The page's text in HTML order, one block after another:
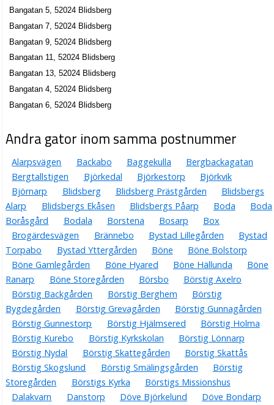
Bangatan 5, 52024 Blidsberg
Bangatan 7, 52024 Blidsberg
Bangatan 9, 52024 Blidsberg
Bangatan 11, 52024 Blidsberg
Bangatan 13, 52024 Blidsberg
Bangatan 4, 52024 Blidsberg
Bangatan 6, 52024 Blidsberg
Andra gator inom samma postnummer
Alarpsvägen Backabo Baggekulla
Bergbackagatan
Bergtallstigen
Björkedal Björkestorp
Björkvik
Björnarp
Blidsberg Blidsberg Prästgården
Blidsbergs
Alarp
Blidsbergs Ekåsen Blidsbergs Påarp Boda
Boda
Boråsgård
Bodala Borstena Bosarp
Box
Brogärdesvägen
Brännebo Bystad Lillegården
Bystad
Torpabo
Bystad Yttergården Böne
Böne Bolstorp
Böne Gamlegården
Böne Hyared Böne Hällunda
Böne
Ranarp
Böne Storegården Börsbo
Börstig Axelro
Börstig Backgården
Börstig Berghem
Börstig
Bygdegården
Börstig Grevagården
Börstig Gunnagården
Börstig Gunnestorp
Börstig Hjälmsered
Börstig Holma
Börstig Kurebo
Börstig Kyrkskolan
Börstig Lönnarp
Börstig Nydal
Börstig Skattegården
Börstig Skattås
Börstig Skogslund
Börstig Smälingsgården
Börstig
Storegården
Börstigs Kyrka
Börstigs Missionshus
Dalakvarn
Danstorp Döve Björkelund Döve Bondarp